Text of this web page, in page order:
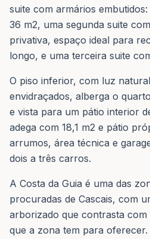
suite com armários
36 m2, uma segunda suite
privativa, espaço ideal para
longo, e uma terceira suite
O piso inferior, com luz
envidraçados, alberga o
e vista para um pátio interior
adega com 18,1 m2 e pátio
arrumos, área técnica e
dois a três carros.
A Costa da Guia é uma das
procuradas de Cascais, com
arborizado que contrasta
que a zona tem para oferecer.